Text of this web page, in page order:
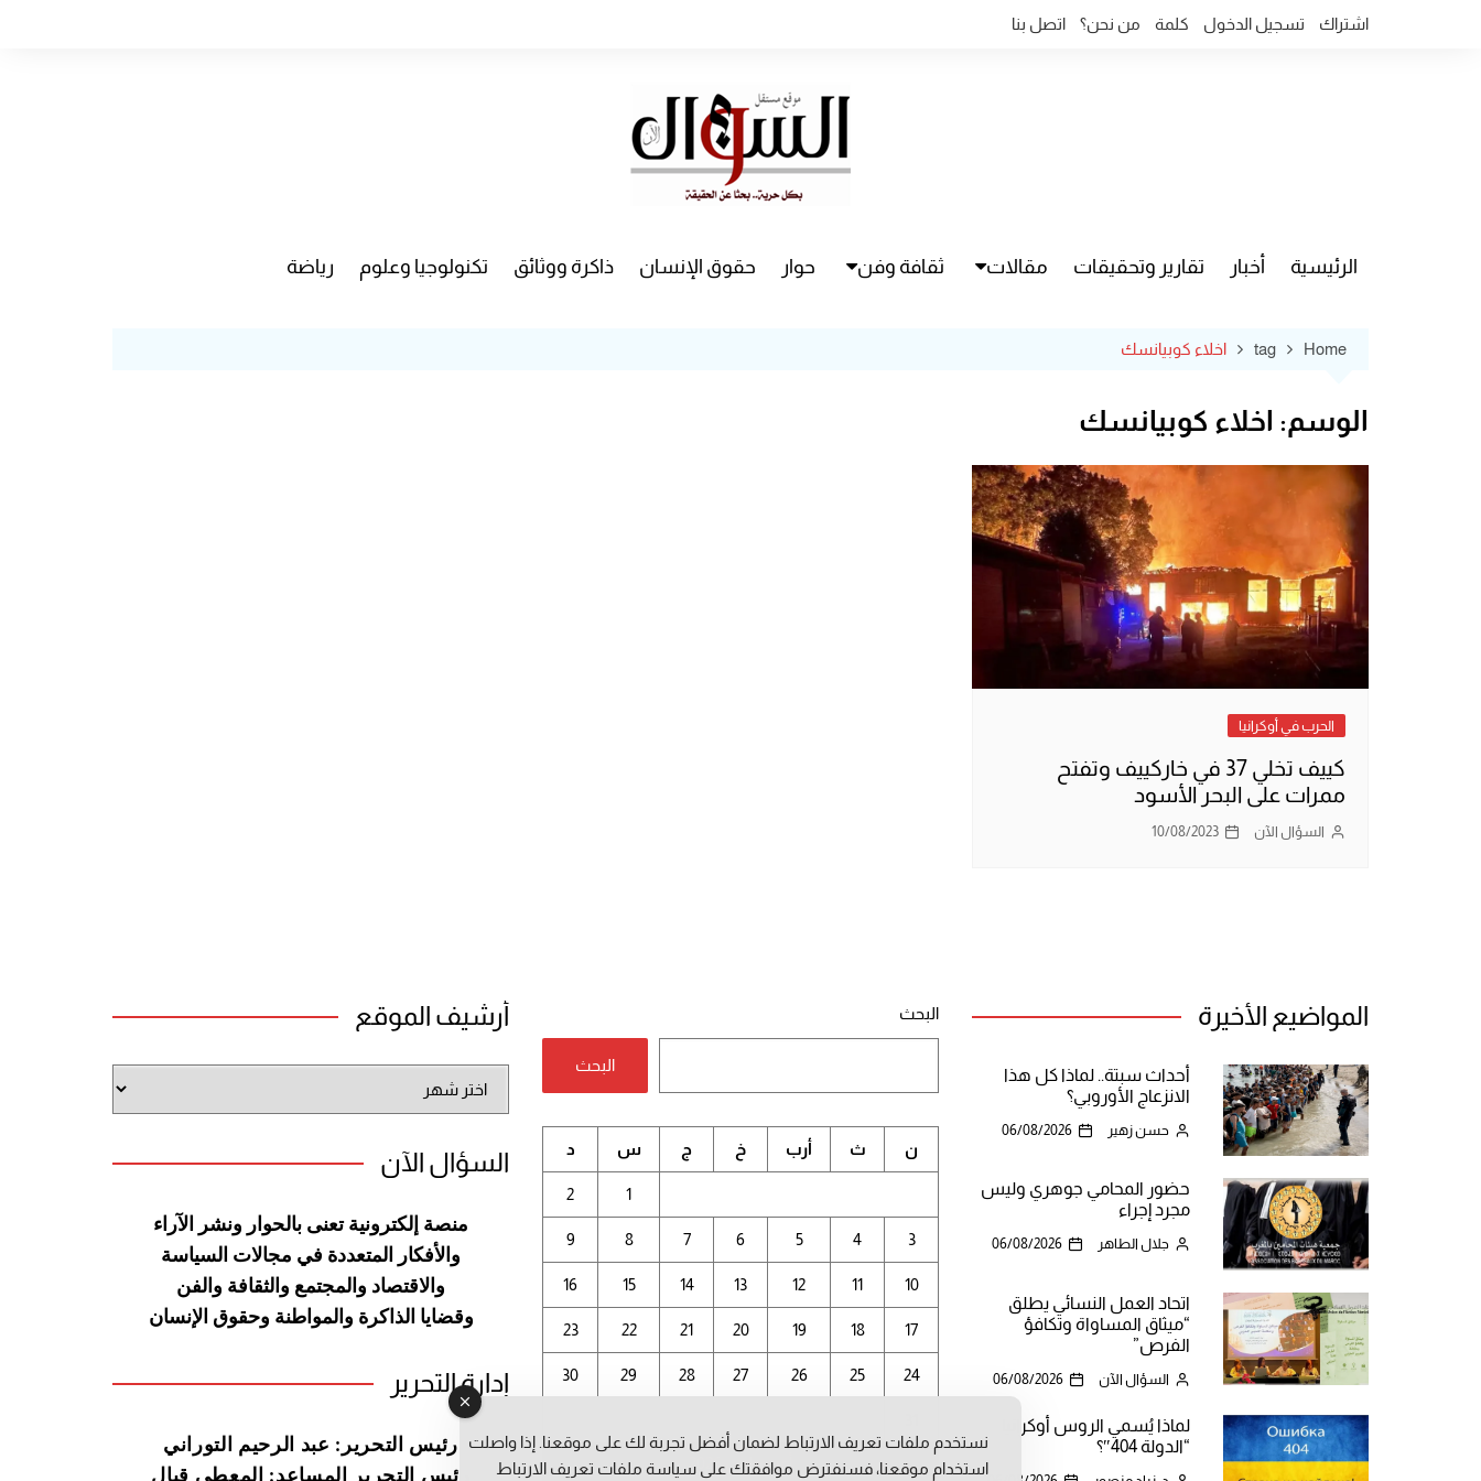
اشتراك تسجيل الدخول كلمة من نحن؟ اتصل بنا
الرئيسية أخبار تقارير وتحقيقات مقالات ثقافة وفن حوار حقوق الإنسان ذاكرة ووثائق تكنولوجيا وعلوم رياضة
Home
tag اخلاء كوبيانسك
الوسم: اخلاء كوبيانسك
الحرب في أوكرانيا
كييف تخلي 37 في خاركييف وتفتح
ممرات على البحر الأسود
السؤال الآن 10/08/2023
المواضيع الأخيرة
أحداث سبتة.. لماذا كل هذا
الانزعاج الأوروبي؟
حسن زهير 06/08/2026
حضور المحامي جوهري وليس
مجرد إجراء
جلال الطاهر 06/08/2026
اتحاد العمل النسائي يطلق
“ميثاق المساواة وتكافؤ
الفرص”
السؤال الآن 06/08/2026
لماذا يُسمي الروس أوكرانيا
“الدولة 404″؟
البحث
البحث
أغسطس 2026
ن ث أرب خ ج س د
1
2
3
4
5
6
7
8
9
10
11
12
13
14
15
16
17
18
19
20
21
22
23
24
25
26
27
28
29
30
أرشيف الموقع
الموقع
السؤال الآن
منصة إلكترونية تعنى بالحوار ونشر
الآراء
والأفكار المتعددة في مجالات السياسة
والاقتصاد والمجتمع والثقافة والفن
وقضايا الذاكرة والمواطنة وحقوق الإنسان
إدارة التحرير
رئيس التحرير: عبد الرحيم التوراني
رئيس التحرير المساعد: المعطي قبال
نستخدم ملفات تعريف الارتباط لضمان أفضل تجربة لك على موقعنا. إذا واصلت
استخدام موقعنا، فسنفترض موافقتك على سياسة ملفات تعريف الارتباط